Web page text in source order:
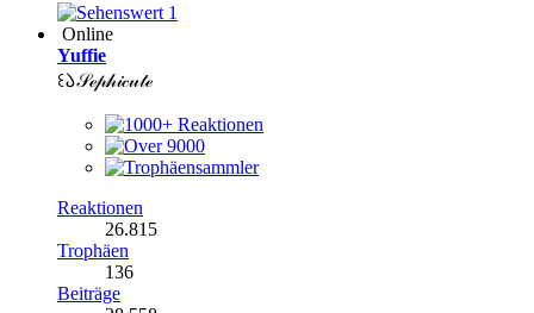
1
Online
Yuffie
꒰𑁬𝒮ℯ𝓅𝒽𝒾𝒸𝓊𝓉ℯ
Reaktionen
26.815
Trophäen
136
Beiträge